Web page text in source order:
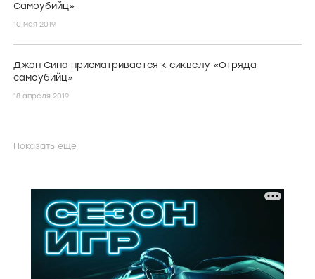
Самоубийц»
10 мая 2019
Джон Сина присматривается к сиквелу «Отряда
cамоубийц»
18 апреля 2019
Показать еще